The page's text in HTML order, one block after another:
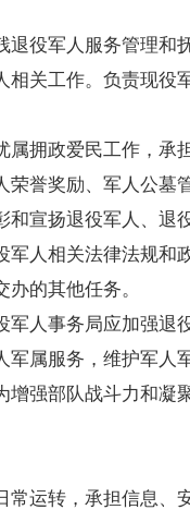
退役军人服务管理和
相关工作。负责现
属拥政爱民工作，承
荣誉奖励、军人公
和宣扬退役军人、退
军人相关法律法规和
的其他任务。
军人事务局应加强退
军属服务，维护军
增强部队战斗力和凝
常运转，承担信息、